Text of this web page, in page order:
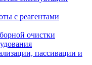
с реагентами
очистки
пассивации и